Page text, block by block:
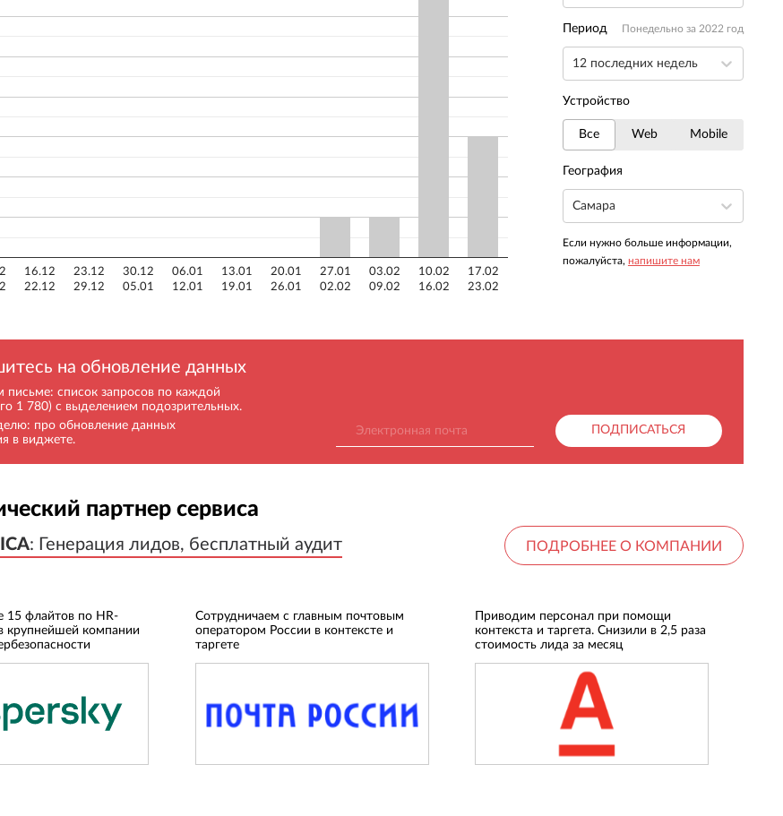
16.12
22.12
23.12
29.12
30.12
05.01
06.01
12.01
13.01
19.01
20.01
26.01
27.01
02.02
03.02
09.02
10.02
16.02
17.02
23.02
Период Понедельно за 2022 год
12 последних недель
Устройство
Все Web Mobile
География
Самара
Если нужно больше информации,
пожалуйста, напишите нам
на обновление данных
письме: список запросов по каждой
1 780) с выделением подозрительных.
про обновление данных
в виджете.
ПОДПИСАТЬСЯ
партнер сервиса
: Генерация лидов, бесплатный аудит
: Генерация лидов, бесплатный аудит ПОДРОБНЕЕ О КОМПАНИИ
15 флайтов по HR-
крупнейшей компании
Сотрудничаем с главным почтовым
оператором России в контексте и
таргете
Приводим персонал при помощи
контекста и таргета. Снизили в 2,5 раза
стоимость лида за месяц